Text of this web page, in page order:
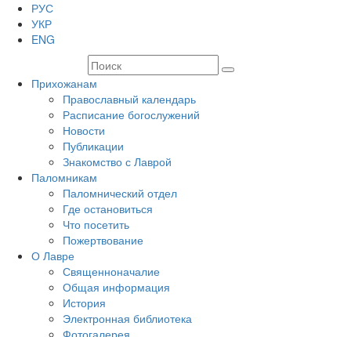
РУС
УКР
ENG
Прихожанам
Православный календарь
Расписание богослужений
Новости
Публикации
Знакомство с Лаврой
Паломникам
Паломнический отдел
Где остановиться
Что посетить
Пожертвование
О Лавре
Священноначалие
Общая информация
История
Электронная библиотека
Фотогалерея